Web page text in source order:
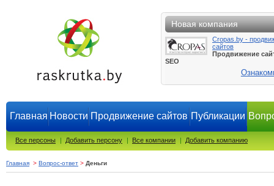
Новая компания
Cropas.by -
сайтов
Продвижение
SEO
Главная Новости Продвижение сайтов Публикации
Все персоны | Добавить персону | Все компании | Добавить компанию
Главная > Вопрос-ответ > Деньги